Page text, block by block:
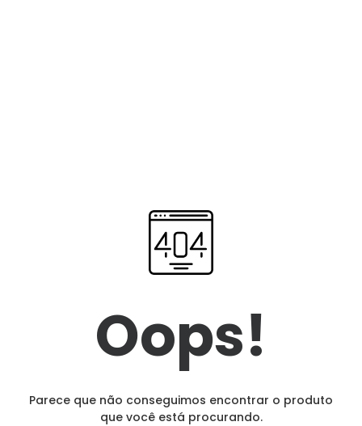
Oops!
Parece que não conseguimos encontrar o produto
que você está procurando.